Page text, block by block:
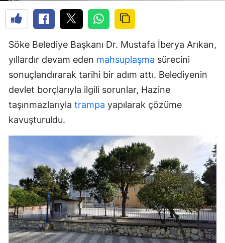
Söke Belediye Başkanı Dr. Mustafa İberya Arıkan,
yıllardır devam eden mahsuplaşma sürecini
sonuçlandırarak tarihi bir adım attı. Belediyenin
devlet borçlarıyla ilgili sorunlar, Hazine
taşınmazlarıyla trampa yapılarak çözüme
kavuşturuldu.